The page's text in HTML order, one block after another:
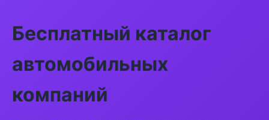
Бесплатный каталог
автомобильных
компаний